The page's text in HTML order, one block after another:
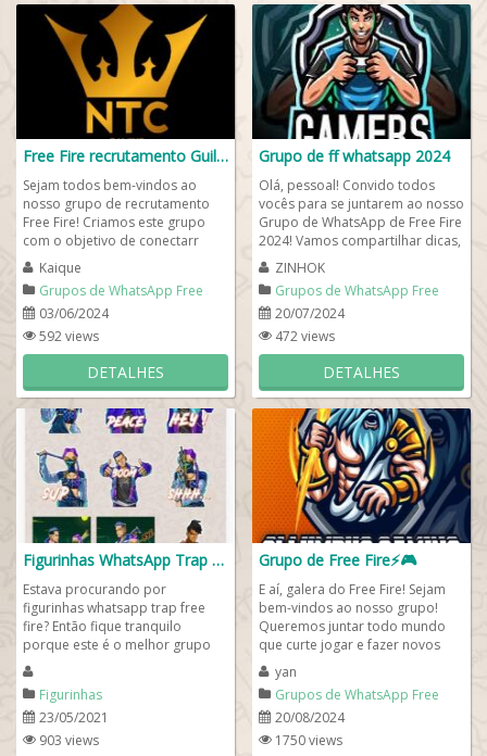
Free Fire recrutamento Guilda
Sejam todos bem-vindos ao
nosso grupo de recrutamento
Free Fire! Criamos este grupo
com o objetivo de conectarr
jogadores de Free Fire online e
que estão a...
Kaique
Grupos de WhatsApp Free
Fire
03/06/2024
592 views
DETALHES
Grupo de ff whatsapp 2024
Olá, pessoal! Convido todos
vocês para se juntarem ao nosso
Grupo de WhatsApp de Free Fire
2024! Vamos compartilhar dicas,
estratégias, novidades e muito...
ZINHOK
Grupos de WhatsApp Free
Fire
20/07/2024
472 views
DETALHES
Figurinhas WhatsApp Trap Free Fire 🎮
Estava procurando por
figurinhas whatsapp trap free
fire? Então fique tranquilo
porque este é o melhor grupo
de figurinhas de WhatsApp FF!
Além de encontrar...
Figurinhas
23/05/2021
903 views
Grupo de Free Fire⚡🎮
E aí, galera do Free Fire! Sejam
bem-vindos ao nosso grupo!
Queremos juntar todo mundo
que curte jogar e fazer novos
amigos. Aqui, você encontra
guildas para...
yan
Grupos de WhatsApp Free
Fire
20/08/2024
1750 views